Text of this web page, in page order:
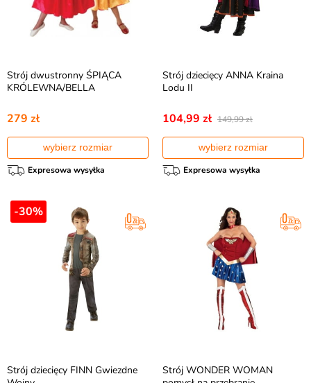
Strój dwustronny ŚPIĄCA
KRÓLEWNA/BELLA
279 zł
wybierz rozmiar
Expresowa wysyłka
Strój dziecięcy ANNA Kraina
Lodu II
104,99 zł 149,99 zł
wybierz rozmiar
Expresowa wysyłka
-30%
Strój dziecięcy FINN Gwiezdne
Strój WONDER WOMAN